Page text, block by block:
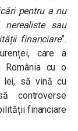
pentru a nu
nerealiste sau
financiare”.
care a
România cu o
lei, să vină cu
controverse
financiare